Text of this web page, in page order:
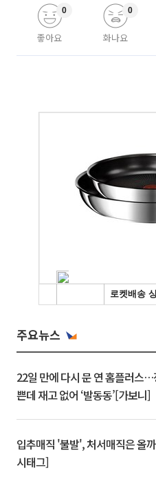
좋아요
0
화나요
0
주요뉴스
22일 만에 다시 문 연 홈플러스
쁜데 재고 없어 ‘발동동’[가보니]
입추매직 '불발', 처서매직은 올
시태그]